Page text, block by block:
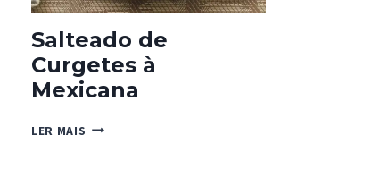
Salteado de
Curgetes à
Mexicana
LER MAIS SALTEADO